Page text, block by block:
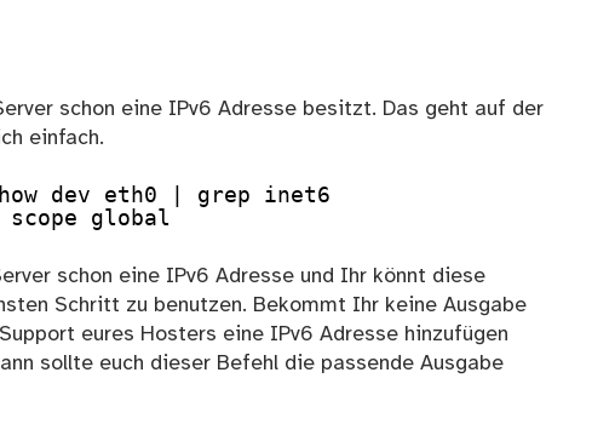
schon eine IPv6 Adresse besitzt. Das geht auf der
einfach.
dev eth0 | grep inet6
scope global
schon eine IPv6 Adresse und Ihr könnt diese
Schritt zu benutzen. Bekommt Ihr keine Ausgabe
eures Hosters eine IPv6 Adresse hinzufügen
sollte euch dieser Befehl die passende Ausgabe